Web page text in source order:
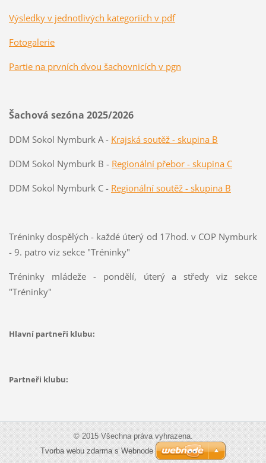
Výsledky v jednotlivých kategoriích v pdf
Fotogalerie
Partie na prvních dvou šachovnicích v pgn
Šachová sezóna 2025/2026
DDM Sokol Nymburk A - Krajská soutěž - skupina B
DDM Sokol Nymburk B - Regionální přebor - skupina C
DDM Sokol Nymburk C - Regionální soutěž - skupina B
Tréninky dospělých - každé úterý od 17hod. v COP Nymburk
- 9. patro viz sekce "Tréninky"
Tréninky mládeže - pondělí, úterý a středy viz sekce
"Tréninky"
Hlavní partneři klubu:
Partneři klubu:
© 2015 Všechna práva vyhrazena.
Tvorba webu zdarma s Webnode